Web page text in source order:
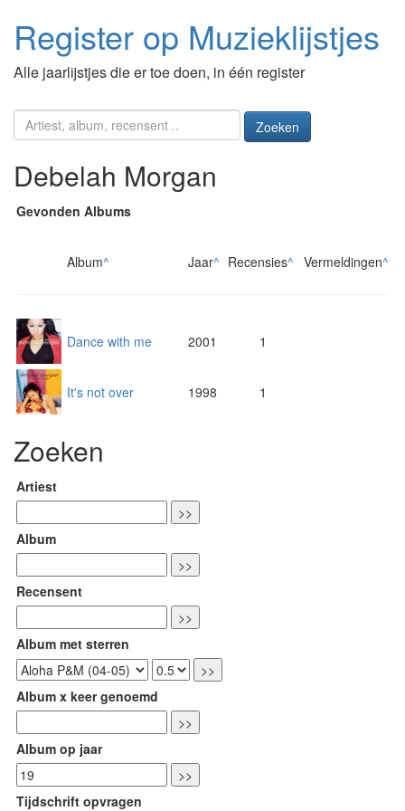
Register op Muzieklijstjes
Alle jaarlijstjes die er toe doen, in één register
Zoeken
Debelah Morgan
Gevonden Albums
Album^ Jaar^ Recensies^ Vermeldingen^
Dance with me 2001 1
It's not over 1998 1
Zoeken
Artiest
Album
Recensent
Album met sterren
Album x keer genoemd
Album op jaar
Tijdschrift opvragen